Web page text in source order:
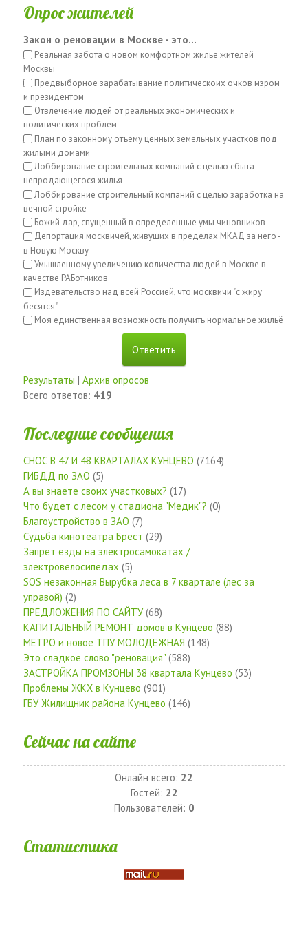
Опрос жителей
Закон о реновации в Москве - это...
Реальная забота о новом комфортном жилье жителей
Москвы
Предвыборное зарабатывание политическоих очков мэром
и президентом
Отвлечение людей от реальных экономических и
политических проблем
План по законному отъему ценных земельных участков под
жилыми домами
Лоббирование строительных компаний с целью сбыта
непродающегося жилья
Лоббирование строительный компаний с целью заработка на
вечной стройке
Божий дар, спущенный в определенные умы чиновников
Депортация москвичей, живущих в пределах МКАД за него -
в Новую Москву
Умышленному увеличению количества людей в Москве в
качестве РАБотников
Издевательство над всей Россией, что москвичи "с жиру
бесятся"
Моя единственная возможность получить нормальное жильё
Результаты | Архив опросов
Всего ответов: 419
Последние сообщения
СНОС В 47 И 48 КВАРТАЛАХ КУНЦЕВО (7164)
ГИБДД по ЗАО (5)
А вы знаете своих участковых? (17)
Что будет с лесом у стадиона "Медик"? (0)
Благоустройство в ЗАО (7)
Судьба кинотеатра Брест (29)
Запрет езды на электросамокатах /
электровелосипедах (5)
SOS незаконная Вырубка леса в 7 квартале (лес за
управой) (2)
ПРЕДЛОЖЕНИЯ ПО САЙТУ(68)
КАПИТАЛЬНЫЙ РЕМОНТ домов в Кунцево (88)
МЕТРО и новое ТПУ МОЛОДЕЖНАЯ (148)
Это сладкое слово "реновация" (588)
ЗАСТРОЙКА ПРОМЗОНЫ 38 квартала Кунцево (53)
Проблемы ЖКХ в Кунцево (901)
ГБУ Жилищник района Кунцево (146)
Сейчас на сайте
Онлайн всего: 22
Гостей: 22
Пользователей: 0
Статистика